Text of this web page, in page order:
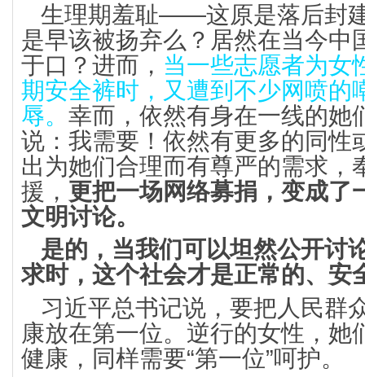
生理期羞耻——这原是落后封
是早该被扬弃么？居然在当今中
于口？进而， 当一些志愿者为女
期安全裤时，又遭到不少网喷的
辱。 幸而，依然有身在一线的她
说：我需要！依然有更多的同性
出为她们合理而有尊严的需求，
援， 更把一场网络募捐，变成了
文明讨论。
是的，当我们可以坦然公开讨
求时，这个社会才是正常的、安
习近平总书记说，要把人民群
康放在第一位。逆行的女性，她
健康，同样需要“第一位”呵护。